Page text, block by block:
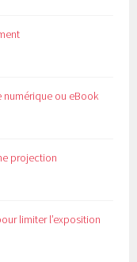
numérique ou eBook
projection
limiter l’exposition